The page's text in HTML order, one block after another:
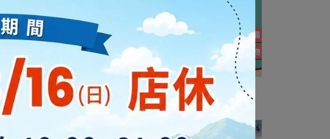
12吋透明圓點氣球 / 圓點氣球 / 繽紛
波點氣球
NT$3
充氣麋鹿角
NT$69